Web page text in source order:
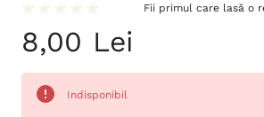
Fii primul care lasă o
8,00 Lei
Indisponibil